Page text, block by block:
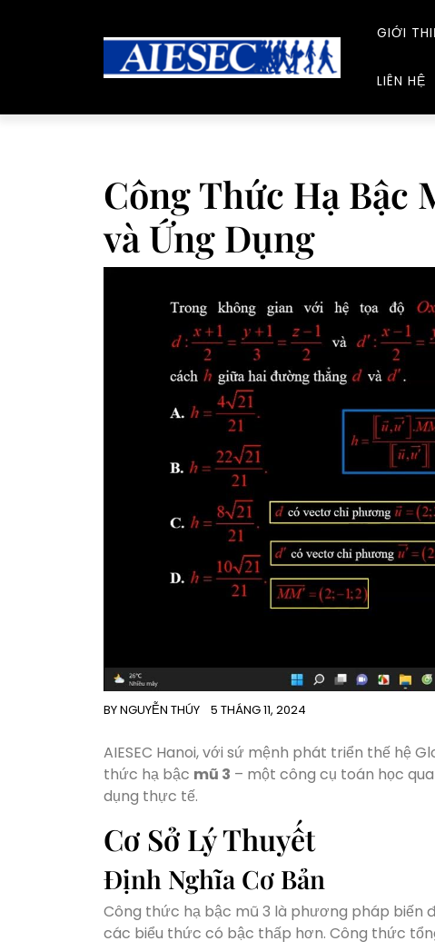
GIỚI
LIÊN HỆ
Công Thức Hạ Bậc
và Ứng Dụng
BYNGUYỄN THÚY 5 THÁNG 11, 2024
AIESEC Hanoi, với sứ mệnh phát triển thế hệ
thức hạ bậc mũ 3 – một công cụ toán học
dụng thực tế.
Cơ Sở Lý Thuyết
Định Nghĩa Cơ Bản
Công thức hạ bậc mũ 3 là phương pháp biến
các biểu thức có bậc thấp hơn. Công thức